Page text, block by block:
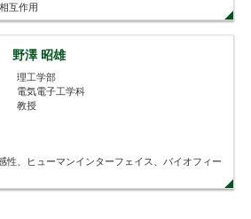
互作用
野澤 昭雄
理工学部
電気電子工学科
教授
性、ヒューマンインターフェイス、バイオフィー